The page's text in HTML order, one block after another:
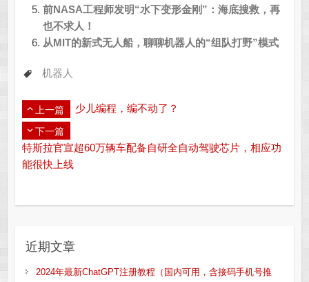
前NASA工程师发明“水下变形金刚”：海底搜救，再
也不求人！
从MIT的新式无人船，聊聊机器人的“组队打野”模式
机器人
上一篇 少儿编程，编不动了？
下一篇
特斯拉官宣超60万辆车配备自研全自动驾驶芯片，相应功
能很快上线
近期文章
2024年最新ChatGPT注册教程（国内可用，含接码手机号推